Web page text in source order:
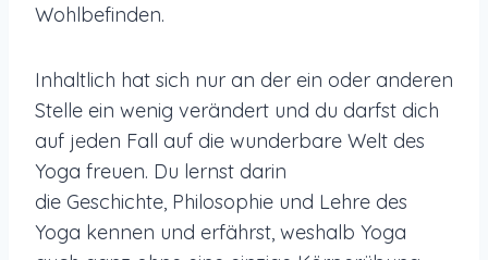
Wohlbefinden.
Inhaltlich hat sich nur an der ein oder anderen
Stelle ein wenig verändert und du darfst dich
auf jeden Fall auf die wunderbare Welt des
Yoga freuen. Du lernst darin
die Geschichte, Philosophie und Lehre des
Yoga kennen und erfährst, weshalb Yoga